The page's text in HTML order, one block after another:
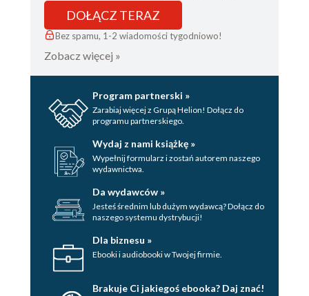
DOŁĄCZ TERAZ
Bez spamu, 1-2 wiadomości tygodniowo!
Zobacz więcej »
Program partnerski »
Zarabiaj więcej z Grupą Helion! Dołącz do
programu partnerskiego.
Wydaj z nami książkę »
Wypełnij formularz i zostań autorem naszego
wydawnictwa.
Da wydawców »
Jesteś średnim lub dużym wydawcą? Dołącz do
naszego systemu dystrybucji!
Dla biznesu »
Ebooki i audiobooki w Twojej firmie.
Brakuje Ci jakiegoś ebooka? Daj znać!